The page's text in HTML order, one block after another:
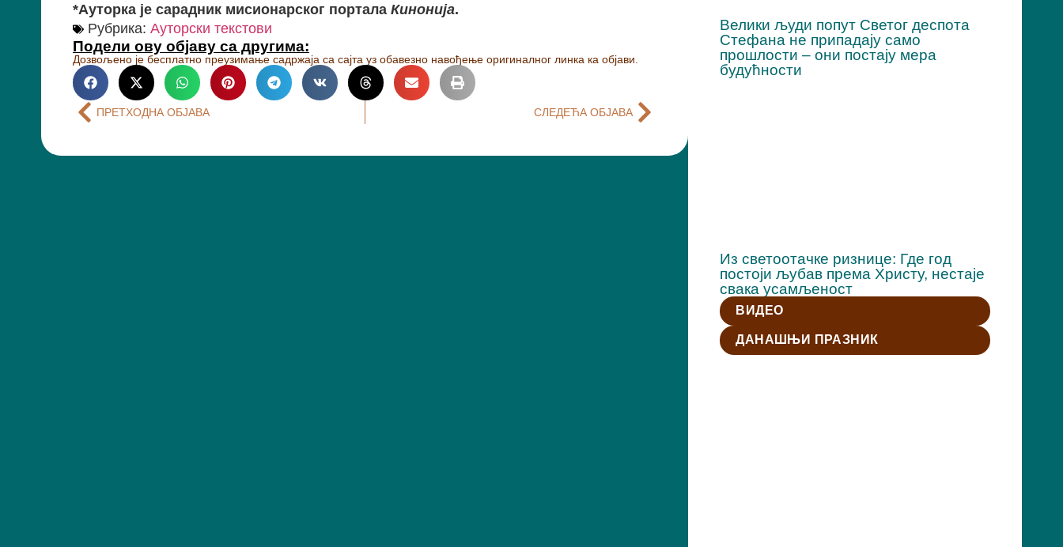
*Ауторка је сарадник мисионарског портала Кинонија.
Рубрика: Ауторски текстови
Подели ову објаву са другима:
Дозвољено је бесплатно преузимање садржаја са сајта уз обавезно навођење оригиналног линка ка објави.
ПРЕТХОДНА ОБЈАВА СЛЕДЕЋА ОБЈАВА
Велики људи попут Светог деспота
Стефана не припадају само
прошлости – они постају мера
будућности
Из светоотачке ризнице: Где год
постоји љубав према Христу, нестаје
свака усамљеност
ВИДЕО
ДАНАШЊИ ПРАЗНИК